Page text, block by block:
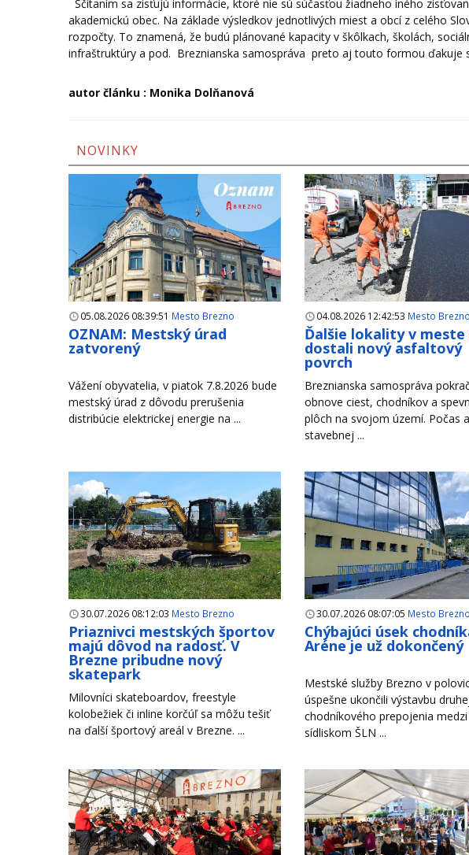
Sčítaním sa zisťujú informácie, ktoré nie sú súčasťou žiadneho iného
akademickú obec. Na základe výsledkov jednotlivých miest a obcí z celého
rozpočty. To znamená, že budú plánované kapacity v škôlkach, školách,
infraštruktúry a pod. Breznianska samospráva preto aj touto formou ďakuje
autor článku : Monika Dolňanová
NOVINKY
05.08.2026 08:39:51 Mesto Brezno
OZNAM: Mestský úrad
zatvorený
Vážení obyvatelia, v piatok 7.8.2026 bude
mestský úrad z dôvodu prerušenia
distribúcie elektrickej energie na ...
04.08.2026 12:42:53 Mesto Brezno
Ďalšie lokality v meste
dostali nový asfaltový
povrch
Breznianska samospráva
obnove ciest, chodníkov a
plôch na svojom území. Počas
stavebnej ...
30.07.2026 08:12:03 Mesto Brezno
Priaznivci mestských športov
majú dôvod na radosť. V
Brezne pribudne nový
skatepark
Milovníci skateboardov, freestyle
kolobežiek či inline korčúľ sa môžu tešiť
na ďalší športový areál v Brezne. ...
30.07.2026 08:07:05 Mesto Brezno
Chýbajúci úsek
Aréne je už dokončený
Mestské služby Brezno v
úspešne ukončili výstavbu
chodníkového prepojenia medzi
sídliskom ŠLN ...